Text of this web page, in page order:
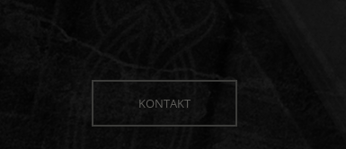
KONTAKT